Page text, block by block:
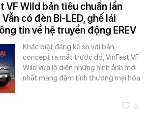
VF Wild bản tiêu chuẩn lần
có đèn Bi-LED, ghế lái
tin về hệ truyền động EREV
Khác biệt đáng kể so với bản
concept ra mắt trước đó, VinFast VF
Wild vừa lộ diện những hình ảnh mới
nhất mang đậm tính thương mại hóa.
0